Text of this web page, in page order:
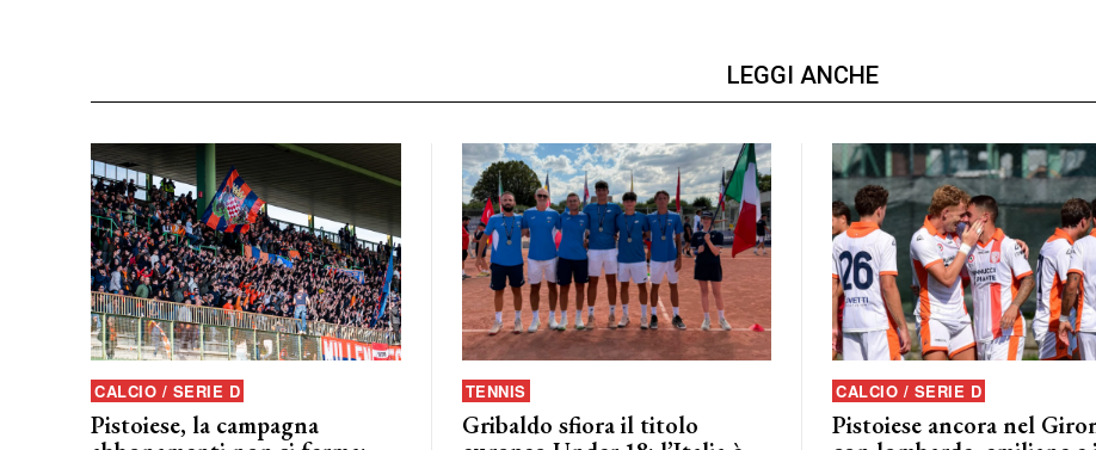
LEGGI ANCHE
CALCIO / SERIE D
Pistoiese, la campagna
TENNIS
Gribaldo sfiora il titolo
CALCIO / SERIE D
Pistoiese ancora nel